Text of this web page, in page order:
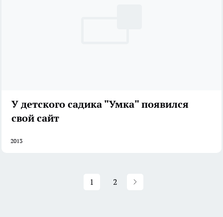
У детского садика "Умка" появился
свой сайт
2013
1 2